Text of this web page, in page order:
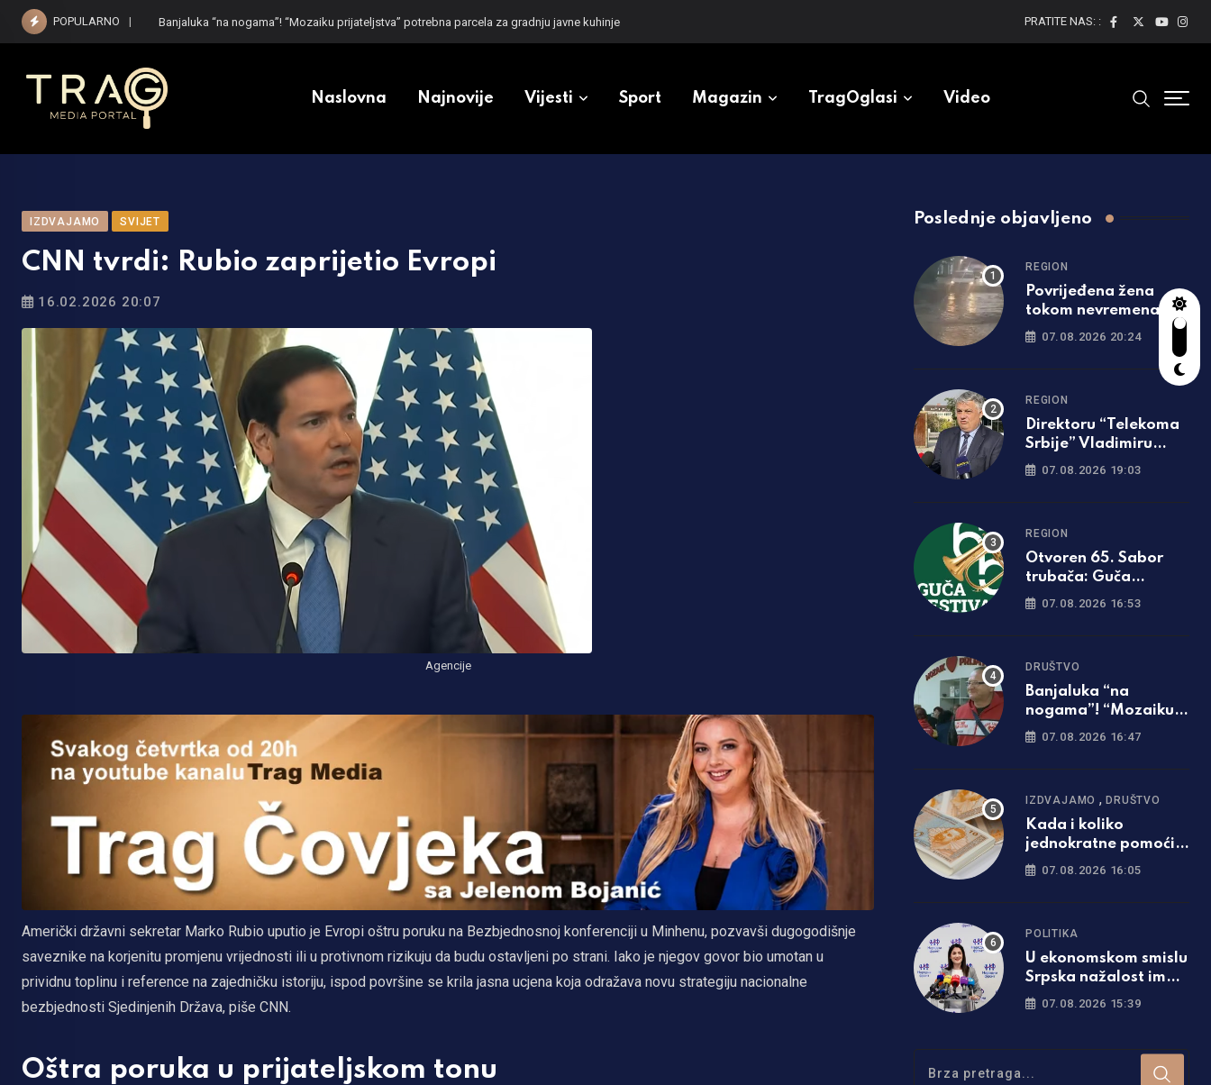
Skip
POPULARNO Kada i koliko jednokratne pomoći će dobiti penzioneri u Srpskoj PRATITE NAS: :
Naslovna Najnovije Vijesti Sport Magazin TragOglasi Video
IZDVAJAMO SVIJET
CNN tvrdi: Rubio zaprijetio Evropi
16.02.2026 20:07
Agencije
Američki državni sekretar Marko Rubio uputio je Evropi oštru poruku na Bezbjednosnoj konferenciji u Minhenu, pozvavši dugogodišnje
saveznike na korjenitu promjenu vrijednosti ili u protivnom rizikuju da budu ostavljeni po strani. Iako je njegov govor bio umotan u
prividnu toplinu i reference na zajedničku istoriju, ispod površine se krila jasna ucjena koja odražava novu strategiju nacionalne
bezbjednosti Sjedinjenih Država, piše CNN.
Oštra poruka u prijateljskom tonu
Poslednje objavljeno
REGION
Povrijeđena žena
tokom nevremena u
Srbiji: Drvo palo na
nju, hitno prevezena u
bolnicu
07.08.2026 20:24
REGION
Direktoru “Telekoma
Srbije” Vladimiru
Lučiću zabranjen
07.08.2026 19:03
REGION
Otvoren 65. Sabor
trubača: Guča
ponovo zasvirala
07.08.2026 16:53
DRUŠTVO
Banjaluka “na
nogama”! “Mozaiku
prijateljstva”
gradnju javne kuhinje
07.08.2026 16:47
IZDVAJAMO ,DRUŠTVO
Kada i koliko
jednokratne pomoći
će dobiti penzioneri u
07.08.2026 16:05
POLITIKA
U ekonomskom smislu
Srpska nažalost ima
gore pokazatelje od
07.08.2026 15:39